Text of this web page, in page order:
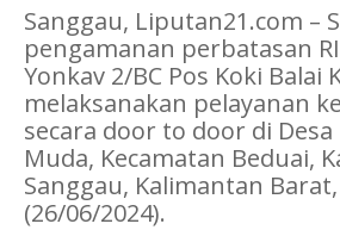
Sanggau, Liputan21.com –
pengamanan perbatasan
Yonkav 2/BC Pos Koki Balai
melaksanakan pelayanan
secara door to door di
Muda, Kecamatan Beduai,
Sanggau, Kalimantan
(26/06/2024).